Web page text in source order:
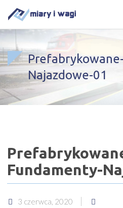
Najazdowe-01
Fundamenty-
3 czerwca, 2020